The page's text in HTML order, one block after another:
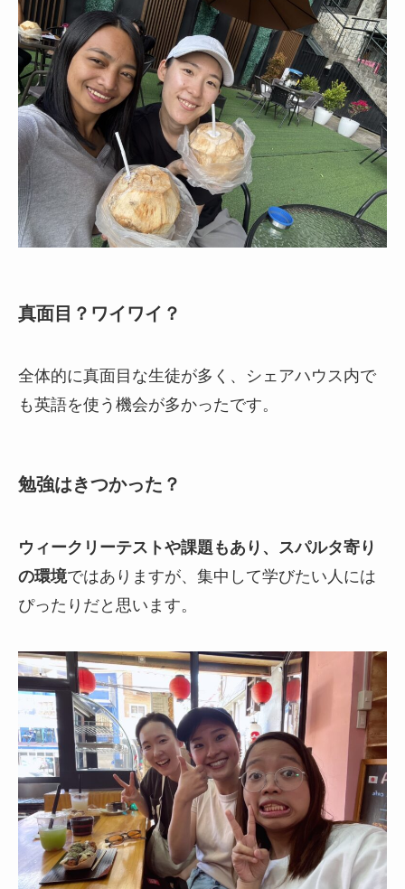
真面目？ワイワイ？
全体的に真面目な生徒が多く、シェアハウス内で
も英語を使う機会が多かったです。
勉強はきつかった？
ウィークリーテストや課題もあり、スパルタ寄り
の環境ではありますが、集中して学びたい人には
ぴったりだと思います。